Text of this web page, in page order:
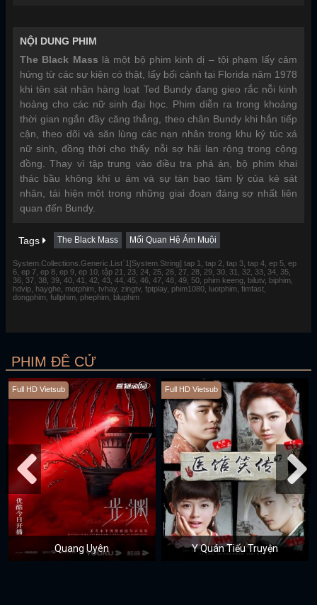
NỘI DUNG PHIM
The Black Mass là một bộ phim kinh dị – tội phạm lấy cảm
hứng từ các sự kiện có thật, lấy bối cảnh tại Florida năm 1978
khi tên sát nhân hàng loạt Ted Bundy đang gieo rắc nỗi kinh
hoàng cho các nữ sinh đại học. Phim diễn ra trong khoảng
thời gian ngắn đầy căng thẳng, theo chân Bundy khi hắn tiếp
cận, theo dõi và săn lùng các nạn nhân trong khu ký túc xá
nữ sinh, đồng thời cho thấy nỗi sợ hãi lan rộng trong cộng
đồng. Thay vì tập trung vào điều tra phá án, bộ phim khai
thác bầu không khí u ám và sự tàn bạo tâm lý của kẻ sát
nhân, tái hiện một trong những giai đoạn đáng sợ nhất liên
quan đến Bundy.
Tags The Black Mass Mối Quan Hệ Ám Muội
System.Collections.Generic.List`1[System.String] tap 1, tap 2, tap 3, tap 4, ep 5, ep
6, ep 7, ep 8, ep 9, ep 10, tập 21, 23, 24, 25, 26, 27, 28, 29, 30, 31, 32, 33, 34, 35,
36, 37, 38, 39, 40, 41, 42, 43, 44, 45, 46, 47, 48, 49, 50, phim keeng, bilutv, biphim,
hdvip, hayghe, motphim, tvhay, zingtv, fptplay, phim1080, luotphim, fimfast,
dongphim, fullphim, phephim, bluphim
PHIM ĐỀ CỬ
Full HD Vietsub
Quang Uyên
Full HD Vietsub
Y Quán Tiếu Truyện